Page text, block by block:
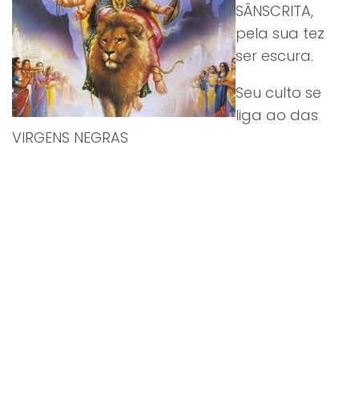
SÂNSCRITA,
pela sua tez
ser escura.
Seu culto se
liga ao das
VIRGENS NEGRAS